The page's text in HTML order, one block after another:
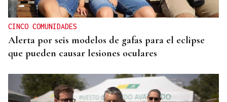
CINCO COMUNIDADES
Alerta por seis modelos de gafas para el eclipse
que pueden causar lesiones oculares